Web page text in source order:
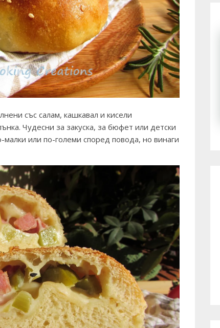
със салам, кашкавал и кисели
Чудесни за закуска, за бюфет или детски
или по-големи според повода, но винаги